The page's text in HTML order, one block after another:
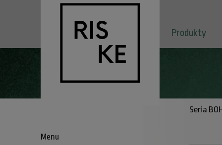
Produkty
Menu
Seria